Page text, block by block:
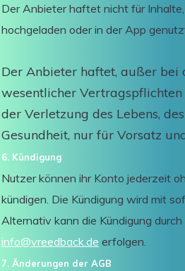
Der Anbieter haftet nicht für
hochgeladen oder in der App
Der Anbieter haftet, außer bei
wesentlicher
der Verletzung des Lebens,
Gesundheit, nur für Vorsatz
6. Kündigung
Nutzer können ihr Konto jederzeit
kündigen. Die Kündigung wird mit
Alternativ kann die Kündigung
info@vreedback.de erfolgen.
7. Änderungen der AGB